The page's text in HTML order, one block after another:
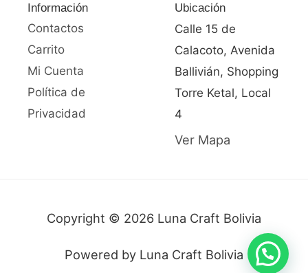
Información
Contactos
Carrito
Mi Cuenta
Política de
Privacidad
Ubicación
Calle 15 de
Calacoto, Avenida
Ballivián, Shopping
Torre Ketal, Local
4
Ver Mapa
Copyright © 2026 Luna Craft Bolivia
Powered by Luna Craft Bolivia